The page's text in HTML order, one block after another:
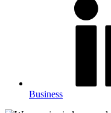
Business